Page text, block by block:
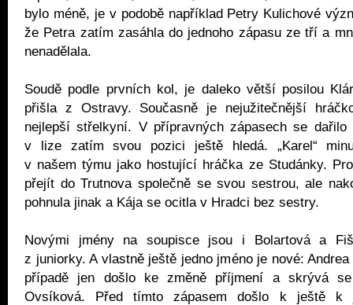
bylo méně, je v podobě například Petry Kulichové
že Petra zatím zasáhla do jednoho zápasu ze tří a
nenadělala.
Soudě podle prvních kol, je daleko větší posilou
přišla z Ostravy. Současně je nejužitečnější
nejlepší střelkyní. V přípravných zápasech se dařilo
v lize zatím svou pozici ještě hledá. „Karel“
v našem týmu jako hostující hráčka ze Studánky.
přejít do Trutnova společně se svou sestrou, ale
pohnula jinak a Kája se ocitla v Hradci bez sestry.
Novými jmény na soupisce jsou i Bolartová a
z juniorky. A vlastně ještě jedno jméno je nové:
případě jen došlo ke změně příjmení a skrývá
Ovsíková. Před tímto zápasem došlo k ještě k